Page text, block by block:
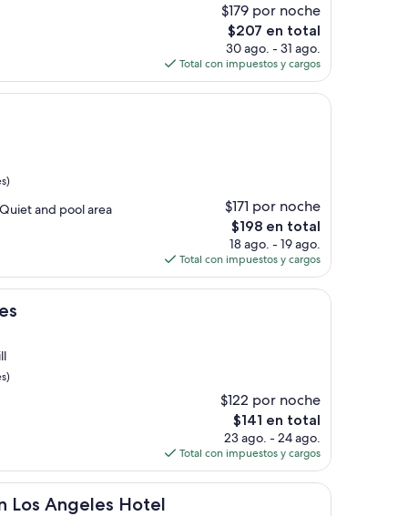
$179 por noche
El
precio
actual
es
de
$207 en total
30 ago. - 31 ago.
Total con impuestos y cargos
and pool area
$171 por noche
El
precio
actual
es
de
$198 en total
18 ago. - 19 ago.
Total con impuestos y cargos
$122 por noche
El
precio
actual
es
de
$141 en total
23 ago. - 24 ago.
Total con impuestos y cargos
Los Angeles Hotel
Hotel